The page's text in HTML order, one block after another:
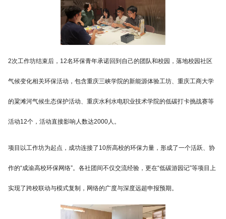
2次工作坊结束后，12名环保青年承诺回到自己的团队和校园，落地校园社区
气候变化相关环保活动，包含重庆三峡学院的新能源体验工坊、重庆工商大学
的粱滩河气候生态保护活动、重庆水利水电职业技术学院的低碳打卡挑战赛等
活动12个，活动直接影响人数达2000人。
项目以工作坊为起点，成功连接了10所高校的环保力量，形成了一个活跃、协
作的“成渝高校环保网络”。各社团间不仅交流经验，更在“低碳游园记”等项目上
实现了跨校联动与模式复制，网络的广度与深度远超申报预期。